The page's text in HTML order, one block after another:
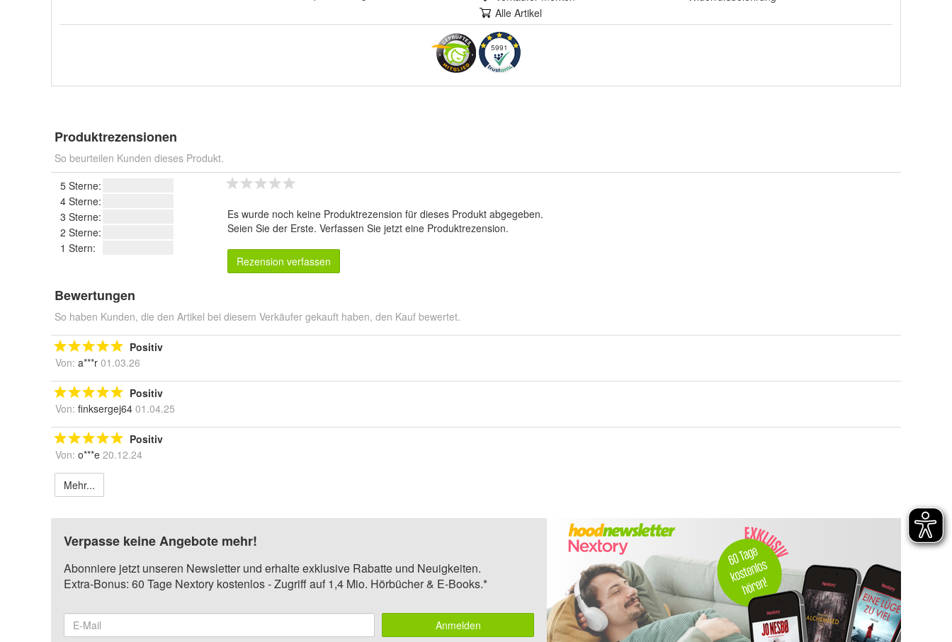
Alle Artikel
5991
Produktrezensionen
So beurteilen Kunden dieses Produkt.
5 Sterne:
4 Sterne:
3 Sterne:
2 Sterne:
1 Stern:
Es wurde noch keine Produktrezension für dieses Produkt abgegeben.
Seien Sie der Erste. Verfassen Sie jetzt eine Produktrezension.
Rezension verfassen
Bewertungen
So haben Kunden, die den Artikel bei diesem Verkäufer gekauft haben, den Kauf bewertet.
Positiv
Von: a***r 01.03.26
Positiv
Von: finksergej64 01.04.25
Positiv
Von: o***e 20.12.24
Mehr...
Verpasse keine Angebote mehr!
Abonniere jetzt unseren Newsletter und erhalte exklusive Rabatte und Neuigkeiten.
Extra-Bonus: 60 Tage Nextory kostenlos - Zugriff auf 1,4 Mio. Hörbücher & E-Books.*
Anmelden